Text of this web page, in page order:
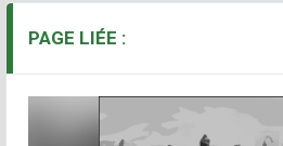
PAGE LIÉE :